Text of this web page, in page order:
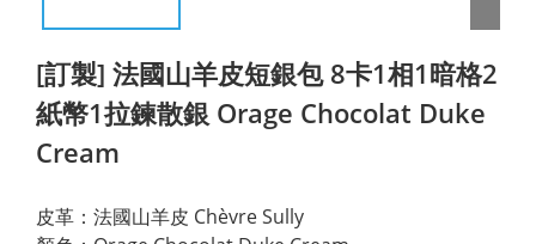
[訂製] 法國山羊皮短銀包 8卡1相1暗格2
紙幣1拉鍊散銀 Orage Chocolat Duke
Cream
皮革：法國山羊皮 Chèvre Sully